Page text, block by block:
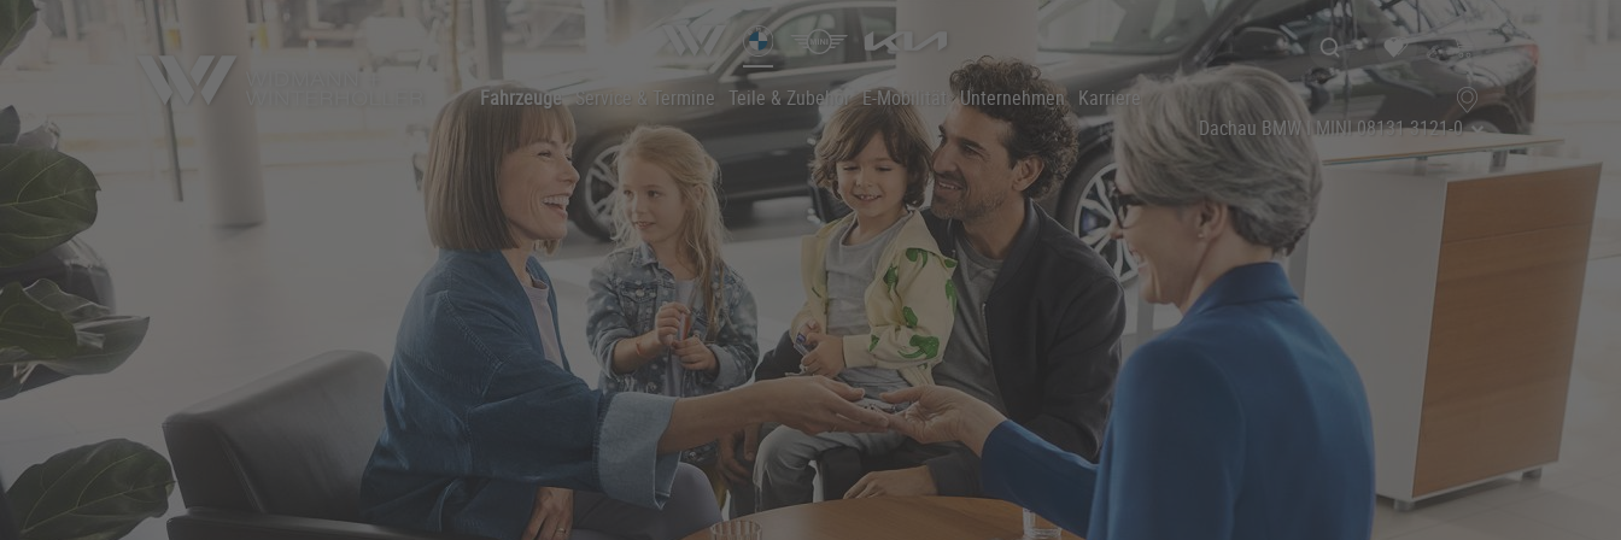
Fahrzeuge Service & Termine Teile & Zubehör E-Mobilität Unternehmen Karriere
Dachau BMW I MINI08131 3121-0